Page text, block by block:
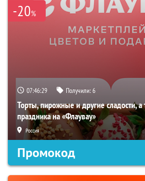
-20%
07:46:28 Получили:6
Торты, пирожные и другие сладости,
праздника на «Флаувау»
Россия
Промокод